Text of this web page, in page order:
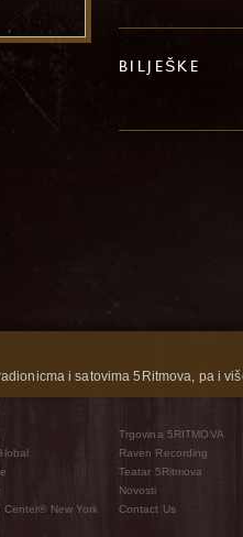
BILJEŠKE
i satovima 5Ritmova, pa i
Center® New York
Trgovina 5RITMOVA
Raven Recording
Teatar 5Ritmova
Novosti
Contact Us